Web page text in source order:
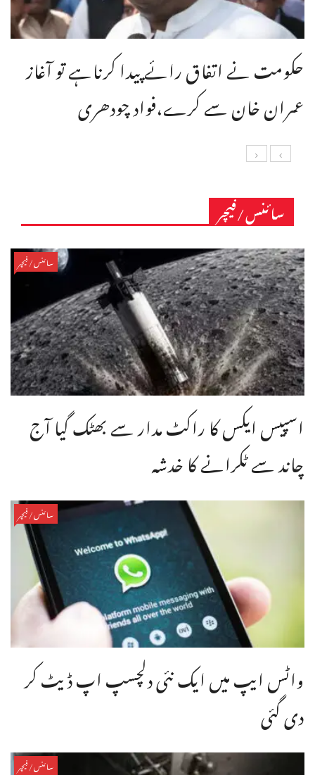
حکومت نے اتفاق رائے پیدا کرناہے تو آغاز
عمران خان سے کرے،فواد چودھری
سائنس/فیچر
سائنس/فیچر
اسپیس ایکس کا راکٹ مدار سے بھٹک گیا آج
چاند سے ٹکرانے کا خدشہ
سائنس/فیچر
واٹس ایپ میں ایک نئی دلچسپ اپ ڈیٹ کر
دی گئی
سائنس/فیچر